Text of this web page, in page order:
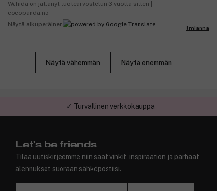
Wahida on jättänyt tuotearvostelun 3 vuotta sitten |
cocopanda.no
Näytä alkuperäinen
Ilmianna
Näytä vähemmän Näytä enemmän
✓ Kilpailukykyiset hinnat
Let's be friends
Tilaa uutiskirjeemme niin saat vinkit, inspiraation ja parhaat
alennukset suoraan sähköpostiisi.